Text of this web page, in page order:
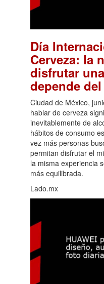
Día
Cerveza: la
disfrutar
depende
Ciudad de México,
hablar de cerveza
inevitablemente de
hábitos de consumo
vez más personas
permitan disfrutar el
la misma experiencia
más equilibrada.
Lado.mx